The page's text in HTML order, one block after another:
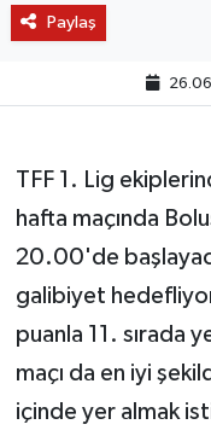
Paylaş
TFF 1. Lig
hafta maçında
20.00'de
galibiyet
puanla 11. sırada
maçı da en iyi
içinde yer almak